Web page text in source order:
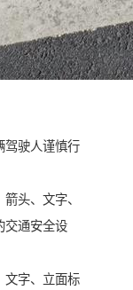
驾驶人谨慎行
头、文字、
交通安全设
文字、立面标